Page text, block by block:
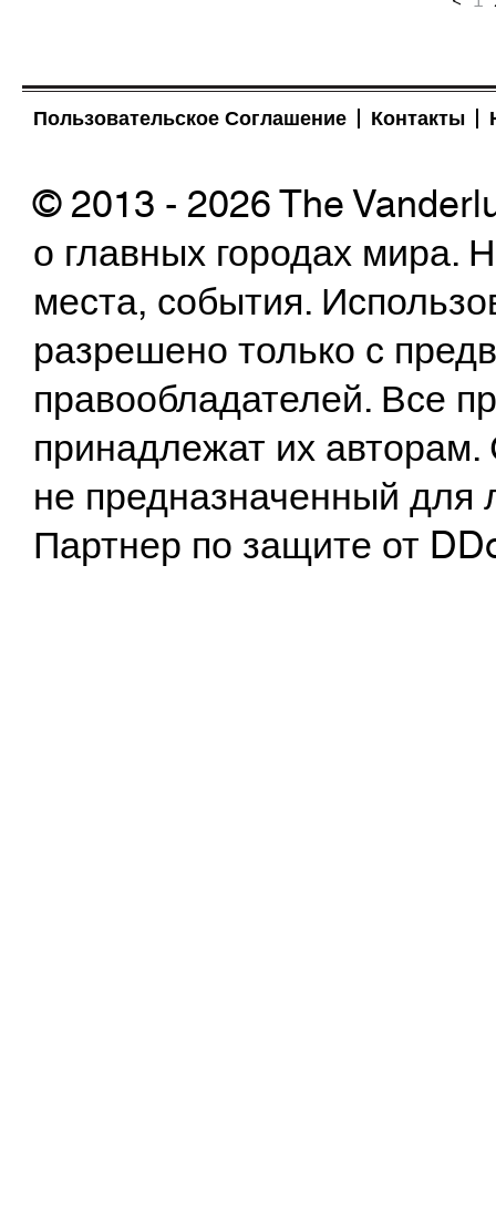
Пользовательское Соглашение Контакты
© 2013 - 2026 The
о главных городах
места, события.
разрешено только с
правообладателей. Все
принадлежат их
не предназначенный
Партнер по защите от